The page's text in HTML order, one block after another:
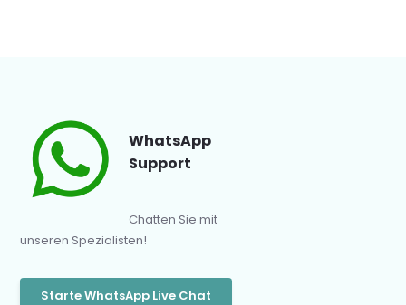
WhatsApp
Support
Chatten Sie mit
unseren Spezialisten!
Starte WhatsApp Live Chat